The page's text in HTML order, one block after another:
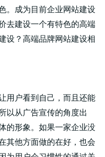
元手办抽赏开发
箱赏/无限赏
。成为目前企业网站建设
去建设一个有特色的高端
设？高端品牌网站建设相
用户看到自己，而且还能
以从广告宣传的角度出
的形象。如果一家企业没
其他方面做的在好，也会